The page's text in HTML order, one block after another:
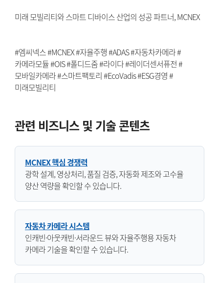
미래 모빌리티와 스마트 디바이스 산업의 성공 파트너, MCNEX
#엠씨넥스 #MCNEX #자율주행 #ADAS #자동차카메라 #
카메라모듈 #OIS #폴디드줌 #라이다 #레이더센서퓨전 #
모바일카메라 #스마트팩토리 #EcoVadis #ESG경영 #
미래모빌리티
관련 비즈니스 및 기술 콘텐츠
MCNEX 핵심 경쟁력
광학 설계, 영상처리, 품질 검증, 자동화 제조와 고수율
양산 역량을 확인할 수 있습니다.
자동차 카메라 시스템
인캐빈·아웃캐빈·서라운드 뷰와 자율주행용 자동차
카메라 기술을 확인할 수 있습니다.